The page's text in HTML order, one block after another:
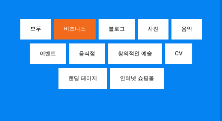
모두 비즈니스 블로그 사진 음악
이벤트 음식점 창의적인 예술 CV
랜딩 페이지 인터넷 쇼핑몰